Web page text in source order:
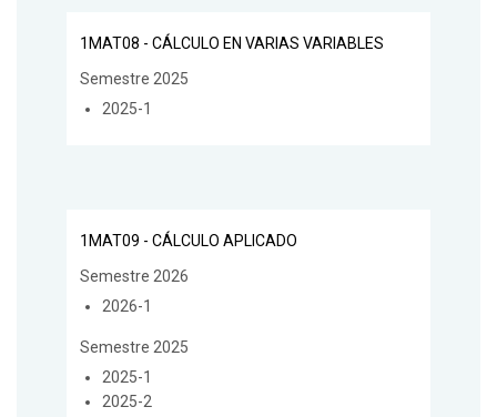
1MAT08 - CÁLCULO EN VARIAS VARIABLES
Semestre 2025
2025-1
1MAT09 - CÁLCULO APLICADO
Semestre 2026
2026-1
Semestre 2025
2025-1
2025-2